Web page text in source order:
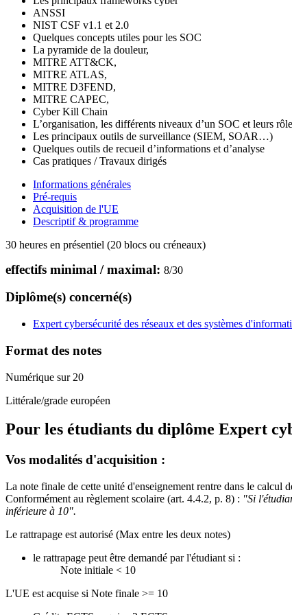
ANSSI
NIST CSF v1.1 et 2.0
Quelques concepts utiles pour les SOC
La pyramide de la douleur,
MITRE ATT&CK,
MITRE ATLAS,
MITRE D3FEND,
MITRE CAPEC,
Cyber Kill Chain
L’organisation, les différents niveaux d’un SOC et leurs
Les principaux outils de surveillance (SIEM, SOAR…)
Quelques outils de recueil d’informations et d’analyse
Cas pratiques / Travaux dirigés
Informations générales
Pré-requis
Acquisition de l'UE
Descriptif & programme
30 heures en présentiel (20 blocs ou créneaux)
effectifs minimal / maximal: 8/30
Diplôme(s) concerné(s)
Expert cybersécurité des réseaux et des systèmes
Format des notes
Numérique sur 20
Littérale/grade européen
Pour les étudiants du diplôme Expert
Vos modalités d'acquisition :
La note finale de cette unité d'enseignement rentre dans le calcul
Conformément au règlement scolaire (art. 4.4.2, p. 8) : "Si
inférieure à 10".
Le rattrapage est autorisé (Max entre les deux notes)
le rattrapage peut être demandé par l'étudiant si :
Note initiale < 10
L'UE est acquise si Note finale >= 10